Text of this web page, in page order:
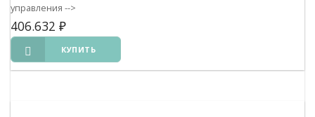
управления -->
406.632 ₽
КУПИТЬ